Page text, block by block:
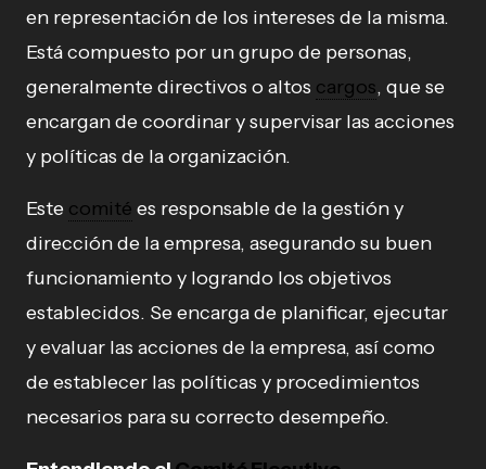
en representación de los intereses de la misma.
Está compuesto por un grupo de personas,
generalmente directivos o altos cargos, que se
encargan de coordinar y supervisar las acciones
y políticas de la organización.
Este comité es responsable de la gestión y
dirección de la empresa, asegurando su buen
funcionamiento y logrando los objetivos
establecidos. Se encarga de planificar, ejecutar
y evaluar las acciones de la empresa, así como
de establecer las políticas y procedimientos
necesarios para su correcto desempeño.